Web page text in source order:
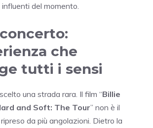
del momento.
che
tutti i sensi
una strada rara. Il film “Billie
and Soft: The Tour” non è il
da più angolazioni. Dietro la